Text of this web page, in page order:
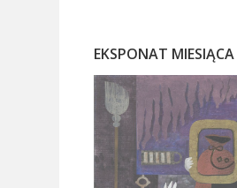
EKSPONAT MIESIĄCA